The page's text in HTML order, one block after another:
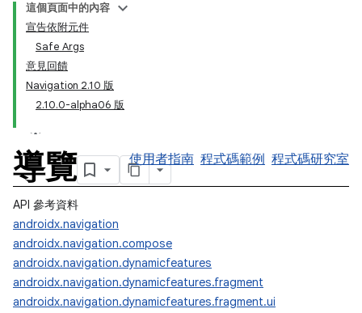
這個頁面中的內容
宣告依附元件
Safe Args
意見回饋
Navigation 2.10 版
2.10.0-alpha06 版
導覽 使用者指南 程式碼範例 程式碼研究室
API 參考資料
androidx.navigation
androidx.navigation.compose
androidx.navigation.dynamicfeatures
androidx.navigation.dynamicfeatures.fragment
androidx.navigation.dynamicfeatures.fragment.ui